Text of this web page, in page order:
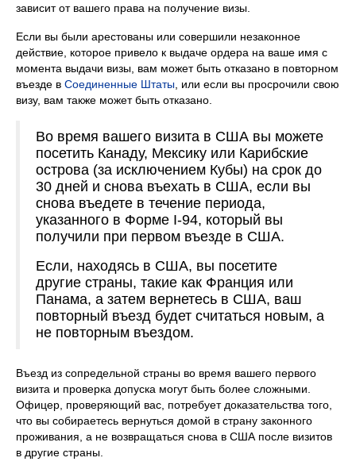
зависит от вашего права на получение визы.
Если вы были арестованы или совершили незаконное
действие, которое привело к выдаче ордера на ваше имя с
момента выдачи визы, вам может быть отказано в повторном
въезде в Соединенные Штаты , или если вы просрочили свою
визу, вам также может быть отказано.
Во время вашего визита в США вы можете
посетить Канаду, Мексику или Карибские
острова (за исключением Кубы) на срок до
30 дней и снова въехать в США, если вы
снова въедете в течение периода,
указанного в Форме I-94, который вы
получили при первом въезде в США.
Если, находясь в США, вы посетите
другие страны, такие как Франция или
Панама, а затем вернетесь в США, ваш
повторный въезд будет считаться новым, а
не повторным въездом.
Въезд из сопредельной страны во время вашего первого
визита и проверка допуска могут быть более сложными.
Офицер, проверяющий вас, потребует доказательства того,
что вы собираетесь вернуться домой в страну законного
проживания, а не возвращаться снова в США после визитов
в другие страны.